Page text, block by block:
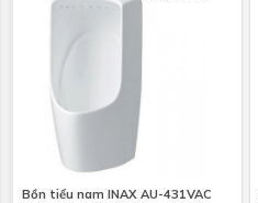
Bồn tiểu nam INAX AU-431VAC